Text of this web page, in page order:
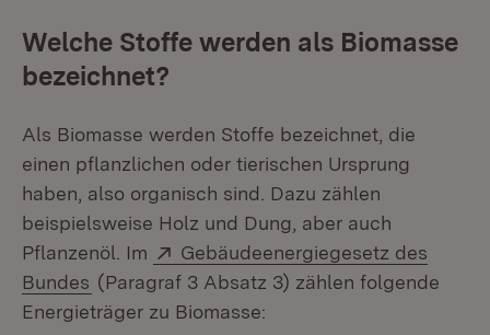
Welche Stoffe werden als Biomasse
bezeichnet?
Als Biomasse werden Stoffe bezeichnet, die
einen pflanzlichen oder tierischen Ursprung
haben, also organisch sind. Dazu zählen
beispielsweise Holz und Dung, aber auch
Pflanzenöl. Im
Extern:
Gebäudeenergiegesetz des
Bundes (Öffnet in neuem Fenster)
(Paragraf 3 Absatz 3) zählen folgende
Energieträger zu Biomasse: